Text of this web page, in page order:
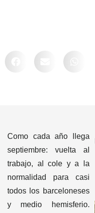
Como cada año llega
septiembre: vuelta al
trabajo, al cole y a la
normalidad para casi
todos los barceloneses
y medio hemisferio.